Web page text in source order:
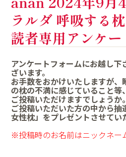
ラルダ 呼吸する
読者専用アンケ
アンケートフォームにお越し下
ざいます。
お手数をおかけいたしますが
の枕の不満に感じていること
ご投稿いただけますでしょうか。
ご投稿いただいた方の中から
女性枕」をプレゼントさせてい
※投稿時のお名前はニックネー